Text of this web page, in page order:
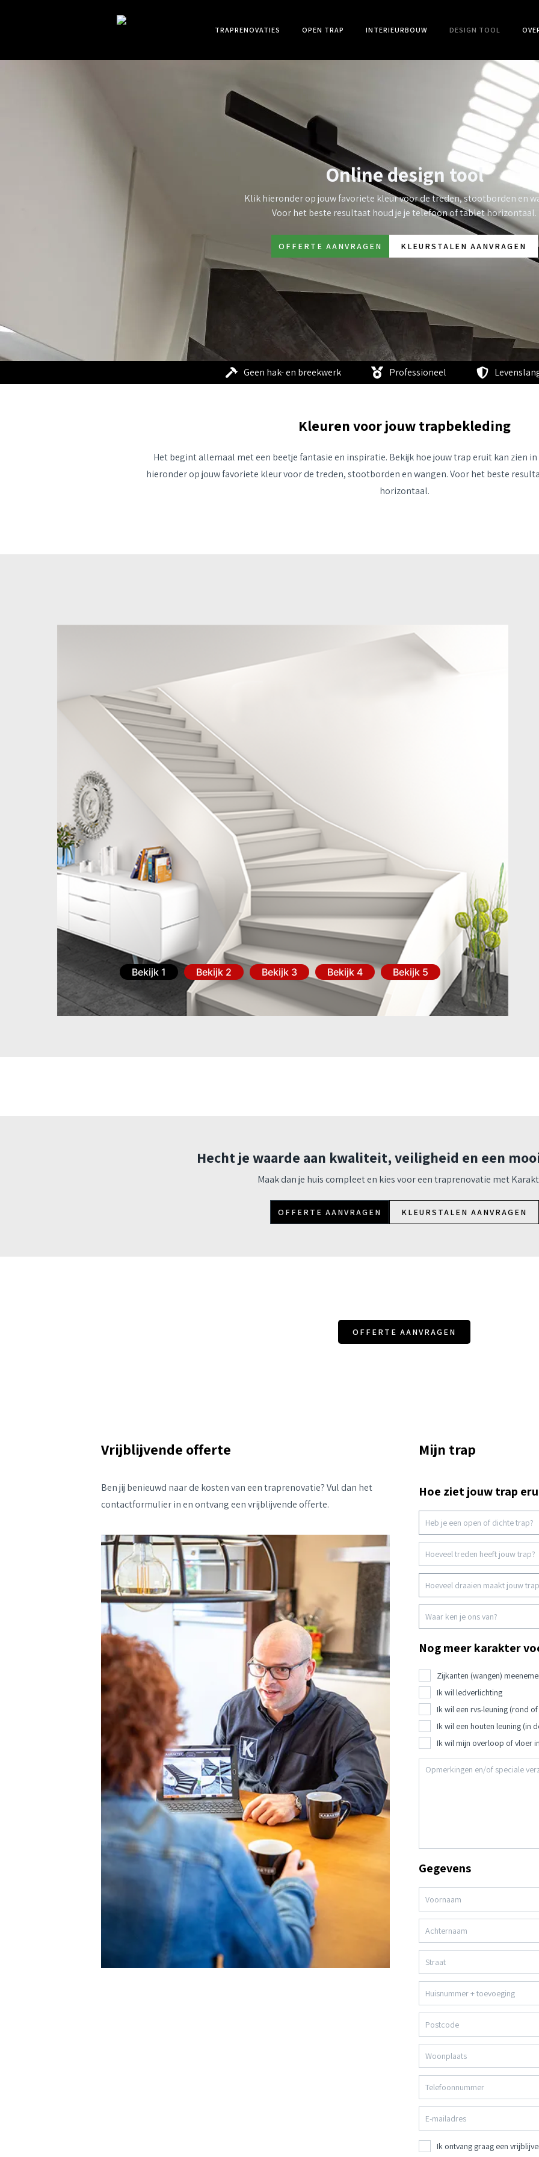
TRAPRENOVATIES OPEN TRAP INTERIEURBOUW DESIGN TOOL
Online design tool
Klik hieronder op jouw favoriete kleur voor de treden, stootborden en
Voor het beste resultaat houd je je telefoon of tablet horizontaal.
OFFERTE AANVRAGEN KLEURSTALEN AANVRAGEN
Geen hak- en breekwerk Professioneel
Kleuren voor jouw trapbekleding
Het begint allemaal met een beetje fantasie en inspiratie. Bekijk hoe jouw trap eruit kan zien
hieronder op jouw favoriete kleur voor de treden, stootborden en wangen. Voor het beste
horizontaal.
Hecht je waarde aan kwaliteit, veiligheid en een
Maak dan je huis compleet en kies voor een traprenovatie met
OFFERTE AANVRAGEN KLEURSTALEN AANVRAGEN
OFFERTE AANVRAGEN
Vrijblijvende offerte
Ben jij benieuwd naar de kosten van een traprenovatie? Vul dan het
contactformulier in en ontvang een vrijblijvende offerte.
Mijn trap
Hoe ziet jouw trap
Nog meer karakter
Zijkanten (wangen)
Ik wil ledverlichting
Ik wil een rvs-leuning (rond
Ik wil een houten leuning (in
Ik wil mijn overloop of vloer
Gegevens
Ik ontvang graag een